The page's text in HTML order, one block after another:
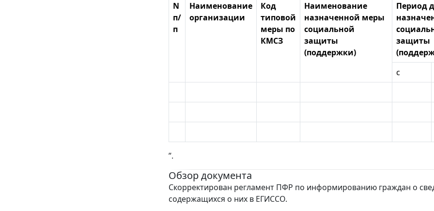
N
п/
п
Наименование
организации
Код
типовой
меры по
КМСЗ
Наименование
назначенной меры
социальной
защиты
(поддержки)
Период
защиты
с
”.
Обзор документа
Скорректирован регламент ПФР по информированию граждан о
содержащихся о них в ЕГИССО.